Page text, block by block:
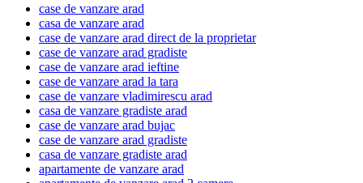
case de vanzare arad
casa de vanzare arad
case de vanzare arad direct de la proprietar
case de vanzare arad gradiste
case de vanzare arad ieftine
case de vanzare arad la tara
case de vanzare vladimirescu arad
casa de vanzare gradiste arad
case de vanzare arad bujac
case de vanzare arad gradiste
casa de vanzare gradiste arad
apartamente de vanzare arad